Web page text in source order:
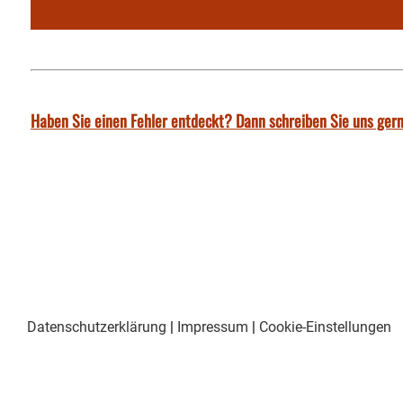
Haben Sie einen Fehler entdeckt? Dann schreiben Sie uns
Datenschutzerklärung | Impressum | Cookie-Einstellungen